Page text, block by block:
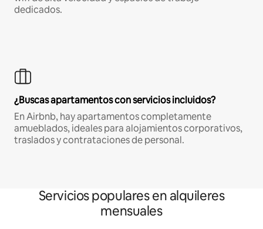
dedicados.
¿Buscas apartamentos con servicios incluidos?
En Airbnb, hay apartamentos completamente
amueblados, ideales para alojamientos corporativos,
traslados y contrataciones de personal.
Servicios populares en alquileres
mensuales